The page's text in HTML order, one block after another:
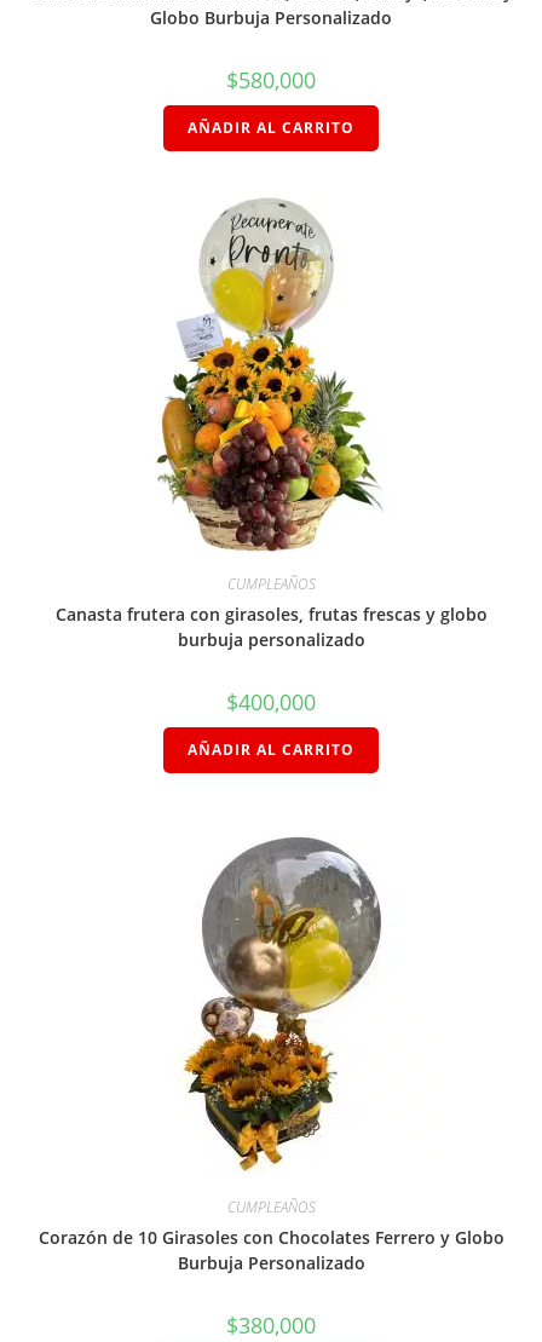
Globo Burbuja Personalizado
$580,000
AÑADIR AL CARRITO
CUMPLEAÑOS
Canasta frutera con girasoles, frutas frescas y globo
burbuja personalizado
$400,000
AÑADIR AL CARRITO
CUMPLEAÑOS
Corazón de 10 Girasoles con Chocolates Ferrero y Globo
Burbuja Personalizado
$380,000